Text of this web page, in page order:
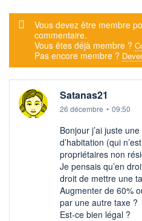
Message d'alerte
Vous devez être membre
commentaire.
Vous êtes déjà membre ?
Pas encore membre ?
Satanas21
26 décembre • 09:50
Bonjour j’ai juste
d’habitation (qui
propriétaires non
Je pensais qu’en
droit de mettre une
Augmenter de 60%
par une autre taxe ?
Est-ce bien légal ?